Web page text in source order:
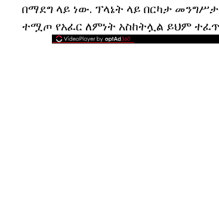
በማደግ ላይ ነው. ፕላኔት ላይ በርካታ
ተሟጦ የአፈር ለምነት አስከትሏል ይህም